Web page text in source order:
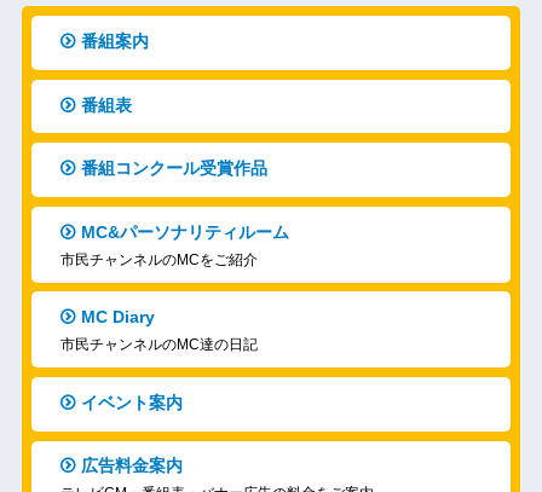
番組案内
番組表
番組コンクール受賞作品
MC&パーソナリティルーム
市民チャンネルのMCをご紹介
MC Diary
市民チャンネルのMC達の日記
イベント案内
広告料金案内